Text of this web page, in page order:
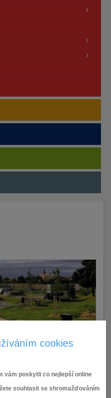
cookies
vám poskytli co nejlepší online
souhlasit se shromažďováním
31× zobrazeno